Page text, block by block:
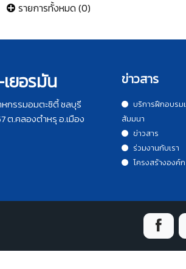
รายการทั้งหมด (0)
ยอรมัน
กรรมอมตะซิตี้ ชลบุรี
ต.คลองตำหรุ อ.เมือง
ข่าวสาร
บริการฝึกอบรม
สัมมนา
ข่าวสาร
ร่วมงานกับเรา
โครงสร้างองค์